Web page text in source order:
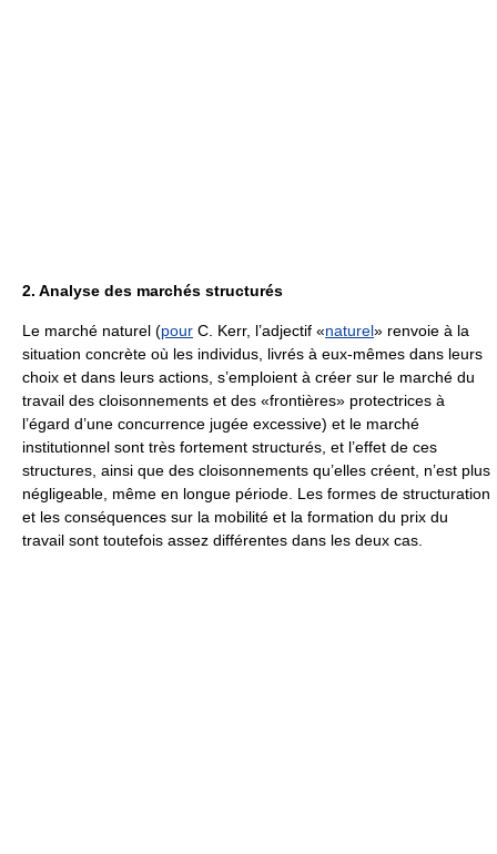
2. Analyse des marchés structurés
Le marché naturel (pour C. Kerr, l’adjectif «naturel» renvoie à la
situation concrète où les individus, livrés à eux-mêmes dans leurs
choix et dans leurs actions, s’emploient à créer sur le marché du
travail des cloisonnements et des «frontières» protectrices à
l’égard d’une concurrence jugée excessive) et le marché
institutionnel sont très fortement structurés, et l’effet de ces
structures, ainsi que des cloisonnements qu’elles créent, n’est plus
négligeable, même en longue période. Les formes de structuration
et les conséquences sur la mobilité et la formation du prix du
travail sont toutefois assez différentes dans les deux cas.